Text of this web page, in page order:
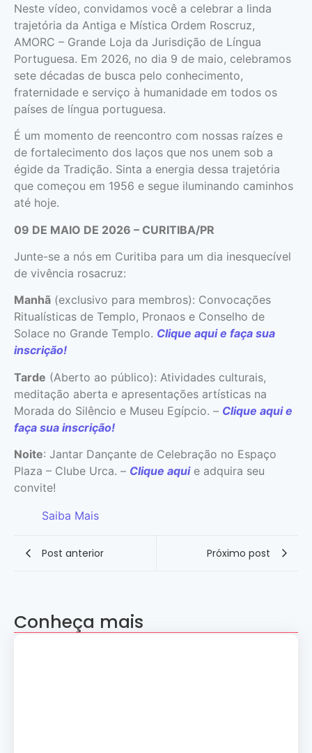
Neste vídeo, convidamos você a celebrar a linda
trajetória da Antiga e Mística Ordem Roscruz,
AMORC – Grande Loja da Jurisdição de Língua
Portuguesa. Em 2026, no dia 9 de maio, celebramos
sete décadas de busca pelo conhecimento,
fraternidade e serviço à humanidade em todos os
países de língua portuguesa.
É um momento de reencontro com nossas raízes e
de fortalecimento dos laços que nos unem sob a
égide da Tradição. Sinta a energia dessa trajetória
que começou em 1956 e segue iluminando caminhos
até hoje.
09 DE MAIO DE 2026 – CURITIBA/PR
Junte-se a nós em Curitiba para um dia inesquecível
de vivência rosacruz:
Manhã (exclusivo para membros): Convocações
Ritualísticas de Templo, Pronaos e Conselho de
Solace no Grande Templo. Clique aqui e faça sua
inscrição!
Tarde (Aberto ao público): Atividades culturais,
meditação aberta e apresentações artísticas na
Morada do Silêncio e Museu Egípcio. – Clique aqui e
faça sua inscrição!
Noite: Jantar Dançante de Celebração no Espaço
Plaza – Clube Urca. – Clique aquie adquira seu
convite!
Saiba Mais
Post anterior Próximo post
Conheça mais